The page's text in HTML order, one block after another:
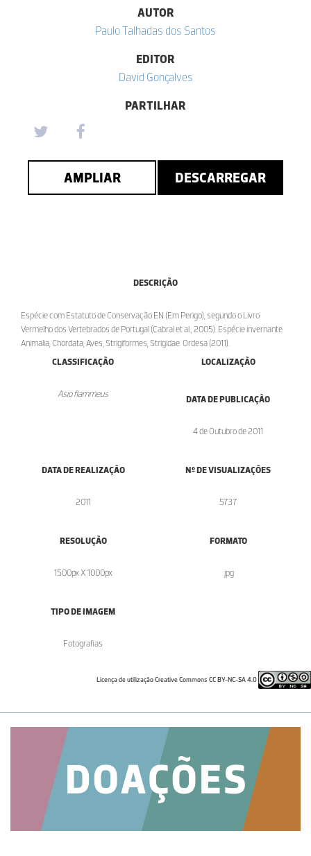
AUTOR
Paulo Talhadas dos Santos
EDITOR
David Gonçalves
PARTILHAR
AMPLIAR DESCARREGAR
DESCRIÇÃO
Espécie com Estatuto de Conservação EN (Em Perigo), segundo o Livro
Vermelho dos Vertebrados de Portugal (Cabral et al., 2005). Espécie invernante.
Animalia; Chordata; Aves; Strigiformes; Strigidae. Ordesa (2011).
CLASSIFICAÇÃO
Asio flammeus
LOCALIZAÇÃO
DATA DE PUBLICAÇÃO
4 de Outubro de 2011
DATA DE REALIZAÇÃO
2011
Nº DE VISUALIZAÇÕES
5737
RESOLUÇÃO
1500px X 1000px
FORMATO
.jpg
TIPO DE IMAGEM
Fotografias
Licença de utilização Creative Commons CC BY-NC-SA 4.0